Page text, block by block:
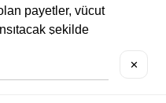
payetler, vücut
şekilde
elbiseleri tercih
✕